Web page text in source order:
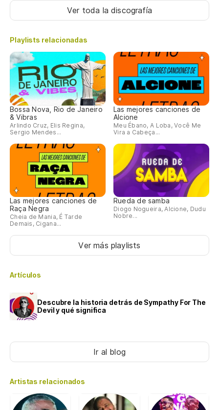
Ver toda la discografía
Playlists relacionadas
Bossa Nova, Rio de Janeiro
& Vibras
Arlindo Cruz, Elis Regina,
Sergio Mendes...
Las mejores canciones de
Alcione
Meu Ébano, A Loba, Você Me
Vira a Cabeça...
Las mejores canciones de
Raça Negra
Cheia de Mania, É Tarde
Demais, Cigana...
Rueda de samba
Diogo Nogueira, Alcione, Dudu
Nobre...
Ver más playlists
Artículos
Descubre la historia detrás de Sympathy For The
Devil y qué significa
Ir al blog
Artistas relacionados